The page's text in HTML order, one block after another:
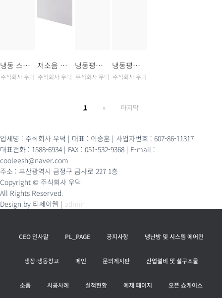
냉동 스토커 - 유리도어
주식회사 우덕
저소음 다목적 유리도어 냉동고
주식회사 우덕
냉동평대 - 라운드 글라스도어(640L&770L)
주식회사 우덕
냉동평대 - 파노라마 글라스도어1
주식회사 우덕
1 » 마지막
업체명 : 주식회사 우덕 | 대표 : 이승훈 | 사업자번호 : 607-86-11317
대표전화 : 1588-6934 | FAX : 051-532-9368 | E-mail :
cooleesh@naver.com
주소 : 부산광역시 금정구 금사로 227 1층
Copyright © 주식회사 우덕
All Rights Reserved.
Design by 티제이웹 | admin
CEO 인사말 PL_PAGE 공지사항 냉난방 및 시스템 에어컨
냉장·냉동창고 메인 문의게시판 산업설비 및 철구조물
소품 시공사례 실적현황 예제 페이지 오픈 쇼케이스